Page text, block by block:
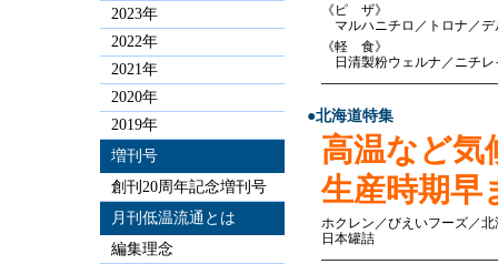
《ピ ザ》
マルハニチロ／トロナ／デ
《軽 食》
日清製粉ウェルナ／ニチレ
●北海道特集
高温など気
生産時期早
ホクレン／びえいフーズ／
日本罐詰
2023年
2022年
2021年
2020年
2019年
増刊号
創刊20周年記念増刊号
月刊低温流通とは
編集理念